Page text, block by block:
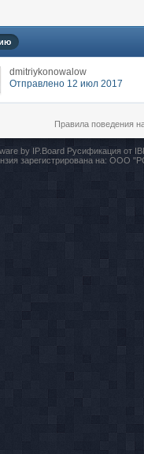
dmitriykonowalow
Отправлено 12 июл 2017
Правила поведения
by IP.BoardРусификация от
зарегистрирована на: ООО